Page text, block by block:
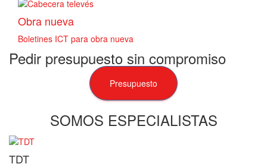
Obra nueva
Boletines ICT para obra nueva
Pedir presupuesto sin compromiso
Presupuesto
SOMOS ESPECIALISTAS
TDT